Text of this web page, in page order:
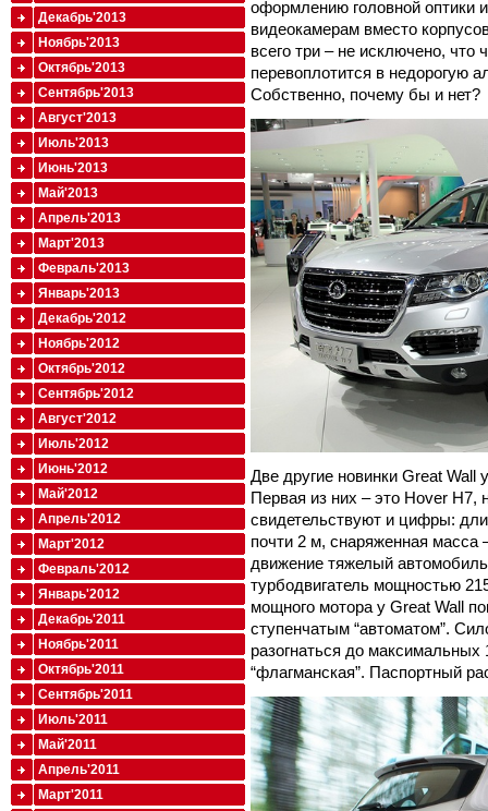
оформлению головной оптики
видеокамерам вместо
всего три – не исключено, что
перевоплотится в недорогую
Собственно, почему бы и нет?
Две другие новинки Great Wall
Первая из них – это Hover
свидетельствуют и цифры:
почти 2 м, снаряженная масса
движение тяжелый
турбодвигатель мощностью
мощного мотора у Great Wall
ступенчатым “автоматом”.
разогнаться до
“флагманская”. Паспортный
Декабрь'2013
Ноябрь'2013
Октябрь'2013
Сентябрь'2013
Август'2013
Июль'2013
Июнь'2013
Май'2013
Апрель'2013
Март'2013
Февраль'2013
Январь'2013
Декабрь'2012
Ноябрь'2012
Октябрь'2012
Сентябрь'2012
Август'2012
Июль'2012
Июнь'2012
Май'2012
Апрель'2012
Март'2012
Февраль'2012
Январь'2012
Декабрь'2011
Ноябрь'2011
Октябрь'2011
Сентябрь'2011
Июль'2011
Май'2011
Апрель'2011
Март'2011